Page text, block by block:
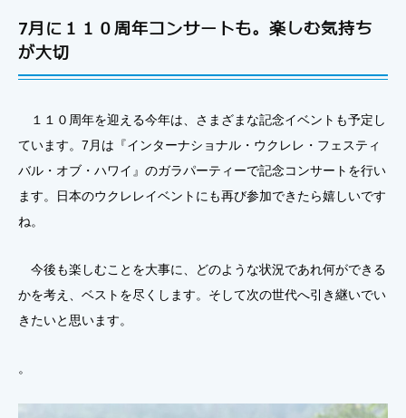
7月に１１０周年コンサートも。楽しむ気持ち
が大切
１１０周年を迎える今年は、さまざまな記念イベントも予定し
ています。7月は『インターナショナル・ウクレレ・フェスティ
バル・オブ・ハワイ』のガラパーティーで記念コンサートを行い
ます。日本のウクレレイベントにも再び参加できたら嬉しいです
ね。
今後も楽しむことを大事に、どのような状況であれ何ができる
かを考え、ベストを尽くします。そして次の世代へ引き継いでい
きたいと思います。
。